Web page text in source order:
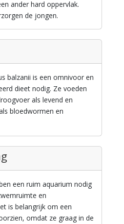
ander hard oppervlak.
de jongen.
balzanii is een omnivoor en
dieet nodig. Ze voeden
als levend en
bloedwormen en
een ruim aquarium nodig
en
is belangrijk om een
omdat ze graag in de